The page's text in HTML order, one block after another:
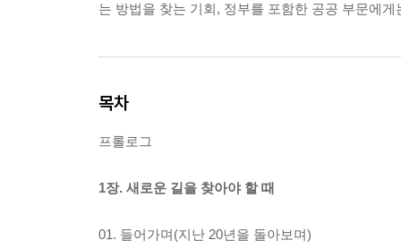
는 방법을 찾는 기회, 정부를 포함한 공공 부문에
목차
프롤로그
1장. 새로운 길을 찾아야 할 때
01. 들어가며(지난 20년을 돌아보며)